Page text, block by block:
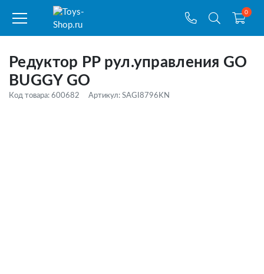
0
Редуктор PP рул.управления GO
BUGGY GO
Код товара: 600682 Артикул: SAGI8796KN